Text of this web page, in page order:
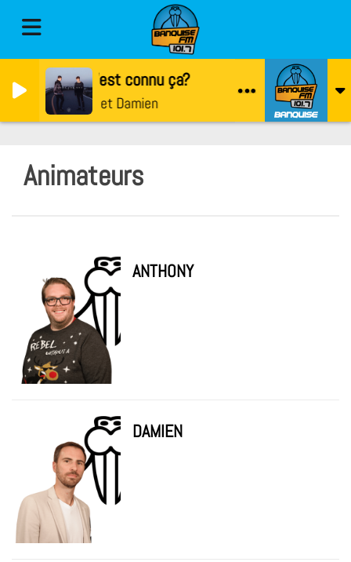
Et! C'est connu ça?
Antho et Damien
Animateurs
ANTHONY
DAMIEN